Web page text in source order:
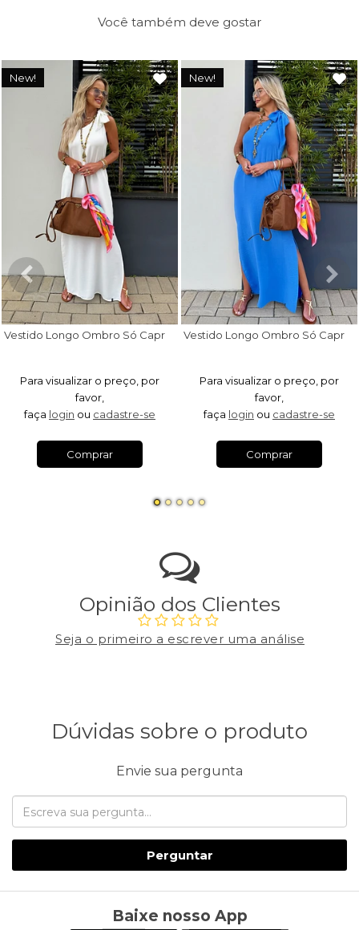
Você também deve gostar
New!
Para visualizar o preço, por
favor,
faça login ou cadastre-se
Comprar
New!
Para visualizar o preço, por
favor,
faça login ou cadastre-se
Comprar
Opinião dos Clientes
Seja o primeiro a escrever uma análise
Dúvidas sobre o produto
Envie sua pergunta
Perguntar
Baixe nosso App